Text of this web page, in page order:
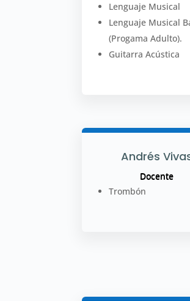
Lenguaje Musical
Lenguaje Musical
(Progama Adulto).
Guitarra Acústica
Andrés
Docente
Trombón